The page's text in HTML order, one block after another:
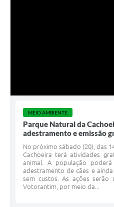
MEIO AMBIENTE
Parque Natural da
adestramento e emissão
No próximo sábado (20), das
Cachoeira terá atividades
animal. A população
adestramento de cães e
sem custos. As ações serão
Votorantim, por meio da...